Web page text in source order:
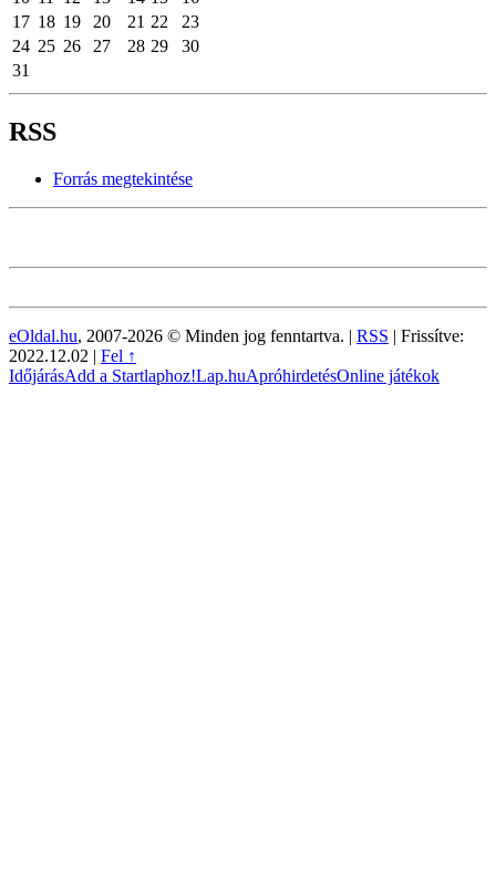
17 18 19 20 21 22
23
24 25 26 27 28 29
30
31
RSS
Forrás megtekintése
eOldal.hu, 2007-2026 © Minden jog fenntartva. | RSS | Frissítve:
2022.12.02 | Fel ↑
IdőjárásAdd a Startlaphoz!Lap.huApróhirdetésOnline játékok